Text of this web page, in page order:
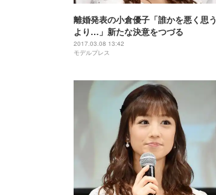
離婚発表の小倉優子「誰かを悪く思う
より…」新たな決意をつづる
2017.03.08 13:42
モデルプレス